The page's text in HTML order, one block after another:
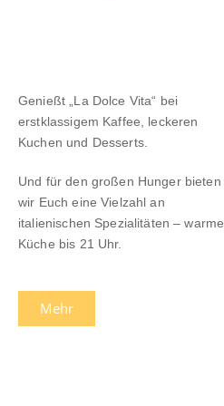
Genießt „La Dolce Vita“ bei
erstklassigem Kaffee, leckeren
Kuchen und Desserts.
Und für den großen Hunger bieten
wir Euch eine Vielzahl an
italienischen Spezialitäten – warme
Küche bis 21 Uhr.
Mehr